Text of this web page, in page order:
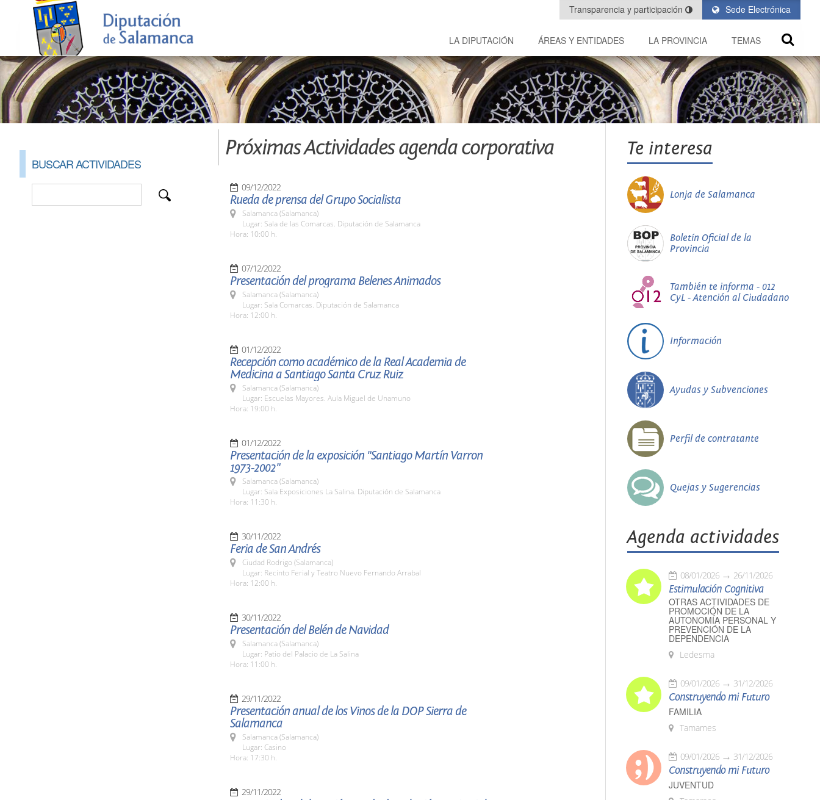
Sede Electrónica
Transparencia y participación
LA DIPUTACIÓN ÁREAS Y ENTIDADES LA PROVINCIA TEMAS
BUSCAR ACTIVIDADES
Próximas Actividades agenda corporativa
09/12/2022
Rueda de prensa del Grupo Socialista
Salamanca (Salamanca)
Lugar: Sala de las Comarcas. Diputación de Salamanca
Hora: 10:00 h.
07/12/2022
Presentación del programa Belenes Animados
Salamanca (Salamanca)
Lugar: Sala Comarcas. Diputación de Salamanca
Hora: 12:00 h.
01/12/2022
Recepción como académico de la Real Academia de
Medicina a Santiago Santa Cruz Ruiz
Salamanca (Salamanca)
Lugar: Escuelas Mayores. Aula Miguel de Unamuno
Hora: 19:00 h.
01/12/2022
Presentación de la exposición "Santiago Martín Varron
1973-2002"
Salamanca (Salamanca)
Lugar: Sala Exposiciones La Salina. Diputación de Salamanca
Hora: 11:30 h.
30/11/2022
Feria de San Andrés
Ciudad Rodrigo (Salamanca)
Lugar: Recinto Ferial y Teatro Nuevo Fernando Arrabal
Hora: 12:00 h.
30/11/2022
Presentación del Belén de Navidad
Salamanca (Salamanca)
Lugar: Patio del Palacio de La Salina
Hora: 11:00 h.
29/11/2022
Presentación anual de los Vinos de la DOP Sierra de
Salamanca
Salamanca (Salamanca)
Lugar: Casino
Hora: 17:30 h.
29/11/2022
Te interesa
Lonja de Salamanca
Boletín Oficial de la
Provincia
También te informa - 012
CyL - Atención al Ciudadano
Información
Ayudas y Subvenciones
Perfil de contratante
Quejas y Sugerencias
Agenda actividades
08/01/2026 26/11/2026
Estimulación Cognitiva
OTRAS ACTIVIDADES DE
PROMOCIÓN DE LA
AUTONOMÍA PERSONAL Y
PREVENCIÓN DE LA
DEPENDENCIA
Ledesma
09/01/2026 31/12/2026
Construyendo mi Futuro
FAMILIA
Tamames
09/01/2026 31/12/2026
Construyendo mi Futuro
JUVENTUD